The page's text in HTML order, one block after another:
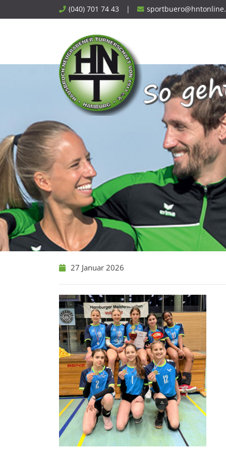
to
(040) 701 74 43 |
27 Januar 2026